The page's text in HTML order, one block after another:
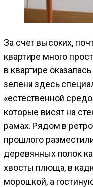
За счет высоких,
квартире много
в квартире
зелени здесь
«естественной
которые висят на
рамах. Рядом в
прошлого
деревянных полок
хвосты плюща, в
морошкой, а